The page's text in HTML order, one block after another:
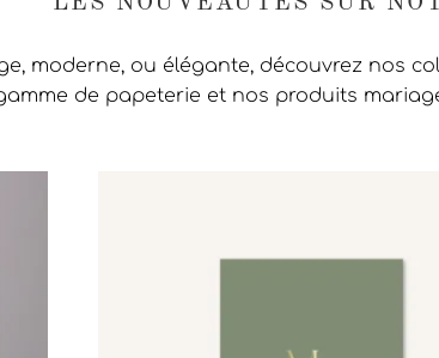
moderne, ou élégante, découvrez nos
de papeterie et nos produits